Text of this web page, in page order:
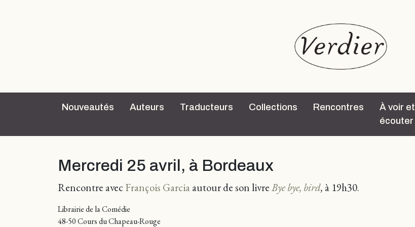
Nouveautés Auteurs Traducteurs Collections Rencontres
À voir et
écouter
Mercredi 25 avril, à Bordeaux
Rencontre avecFrançois Garciaautour de son livreBye bye, bird, à 19h30.
Librairie de la Comédie
48-50 Cours du Chapeau-Rouge